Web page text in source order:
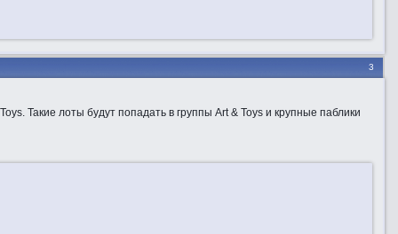
3
Такие лоты будут попадать в группы Art & Toys и крупные паблики